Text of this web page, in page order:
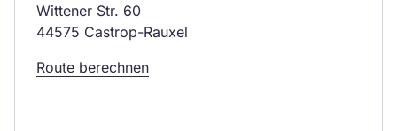
Wittener Str. 60
44575 Castrop-Rauxel
Route berechnen